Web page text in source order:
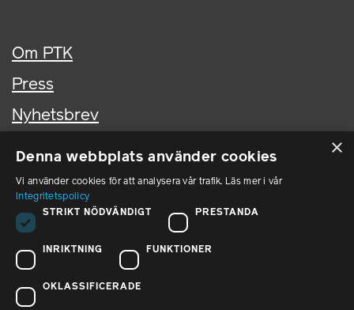
Om PTK
Press
Nyhetsbrev
In English
PTK i sociala medier
PTK på LinkedIn
×
Denna webbplats använder cookies
Vi använder cookies för att analysera vår trafik. Läs mer i vår
Integritetspolicy
STRIKT NÖDVÄNDIGT
PRESTANDA
INRIKTNING FUNKTIONER
OKLASSIFICERADE